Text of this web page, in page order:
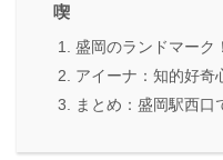
喫
盛岡のランドマーク
アイーナ：知的好奇
まとめ：盛岡駅西口